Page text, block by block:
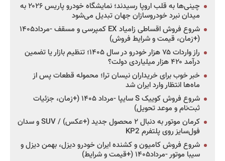
چینی‌ها به قلب اروپا رسیدند؛ نمایشگاه خودرو پاریس ۲۰۲۶ به
میدان نبرد خودروسازان جهان تبدیل می‌شود
شروع فروش اقساطی زامیاد EX کمپرسی و مسقف -مرداد۱۴۰۵
(+زمان، قیمت و شرایط فروش)
راز واردات ۷۵ هزار خودرو در سال ۱۴۰۵؛ تنظیم بازار یا تضمین
درآمد ۴۲۰ هزار میلیاردی دولت؟
خبر خوب برای خریداران نیسان ترا؛ محموله قطعات پس از
ماه‌ها انتظار وارد ایران شد
شروع فروش کوییک S سایپا -مرداد ۱۴۰۵ (+زمان، جزئیات
ثبت‌نام و موعد تحویل)
کرمان موتور به دنبال ۲ محصول جدید (+عکس) / SUV و سدان
فول‌سایز روی پلتفرم KP2
شروع فروش کامیون و کشنده ایران خودرو دیزل، بهمن دیزل و
سیبا موتور -مرداد۱۴۰۵ (+قیمت و شرایط)